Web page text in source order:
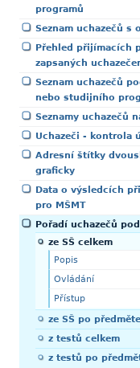
programů
Seznam uchazečů s
Přehled přijímacích
zapsaných
Seznam uchazečů
nebo studijního
Seznamy uchazečů
Uchazeči - kontrola
Adresní štítky
graficky
Data o výsledcích
pro MŠMT
Pořadí uchazečů
ze SŠ celkem
Popis
Ovládání
Přístup
ze SŠ po
z testů celkem
z testů po